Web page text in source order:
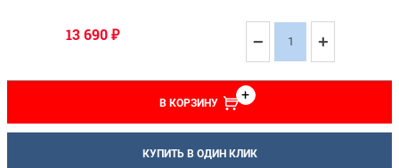
13 690₽ − +
В КОРЗИНУ
КУПИТЬ В ОДИН КЛИК